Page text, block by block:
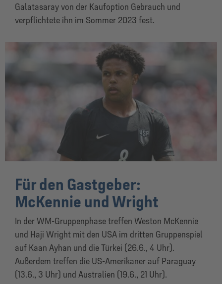
Galatasaray von der Kaufoption Gebrauch und
verpflichtete ihn im Sommer 2023 fest.
Für den Gastgeber:
McKennie und Wright
In der WM-Gruppenphase treffen Weston McKennie
und Haji Wright mit den USA im dritten Gruppenspiel
auf Kaan Ayhan und die Türkei (26.6., 4 Uhr).
Außerdem treffen die US-Amerikaner auf Paraguay
(13.6., 3 Uhr) und Australien (19.6., 21 Uhr).